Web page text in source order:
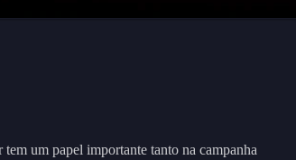
um papel importante tanto na campanha